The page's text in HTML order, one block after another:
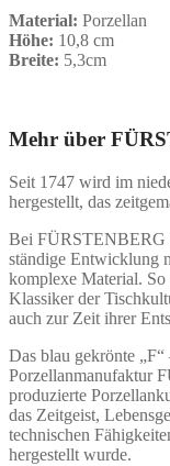
Material: Porzellan
Höhe: 10,8 cm
Breite: 5,3cm
Mehr über
Seit 1747 wird im
hergestellt, das
Bei FÜRSTENBERG
ständige Entwicklung
komplexe Material.
Klassiker der
auch zur Zeit ihrer
Das blau gekrönte
Porzellanmanufaktur
produzierte
das Zeitgeist,
technischen
hergestellt wurde.